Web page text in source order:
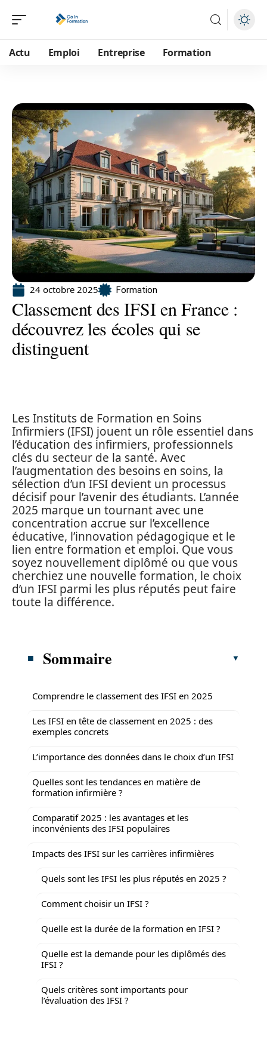
Actu Emploi Entreprise Formation
24 octobre 2025 Formation
Classement des IFSI en France :
découvrez les écoles qui se
distinguent
Les Instituts de Formation en Soins
Infirmiers (IFSI) jouent un rôle essentiel dans
l’éducation des infirmiers, professionnels
clés du secteur de la santé. Avec
l’augmentation des besoins en soins, la
sélection d’un IFSI devient un processus
décisif pour l’avenir des étudiants. L’année
2025 marque un tournant avec une
concentration accrue sur l’excellence
éducative, l’innovation pédagogique et le
lien entre formation et emploi. Que vous
soyez nouvellement diplômé ou que vous
cherchiez une nouvelle formation, le choix
d’un IFSI parmi les plus réputés peut faire
toute la différence.
Sommaire
Comprendre le classement des IFSI en 2025
Les IFSI en tête de classement en 2025 : des
exemples concrets
L’importance des données dans le choix d’un IFSI
Quelles sont les tendances en matière de
formation infirmière ?
Comparatif 2025 : les avantages et les
inconvénients des IFSI populaires
Impacts des IFSI sur les carrières infirmières
Quels sont les IFSI les plus réputés en 2025 ?
Comment choisir un IFSI ?
Quelle est la durée de la formation en IFSI ?
Quelle est la demande pour les diplômés des
IFSI ?
Quels critères sont importants pour
l’évaluation des IFSI ?